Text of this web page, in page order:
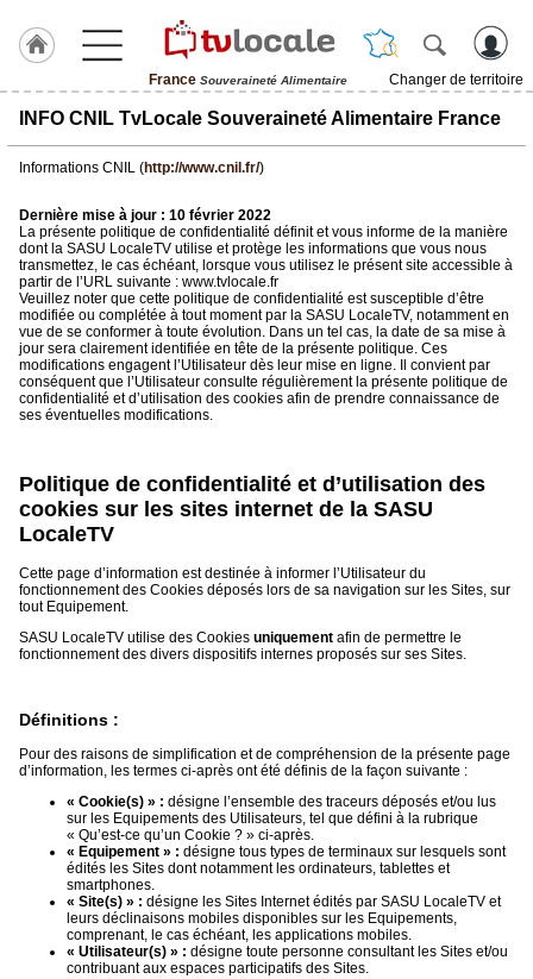
France Souveraineté Alimentaire
Changer de territoire
J'adhère
Hulcoq
TvLocale
France
Accueil
RUBRIQUES
Agenda
Gazette
Médias
Blogs
Prémium
Inscription
éditeur
INFO CNIL TvLocale Souveraineté Alimentaire France
Informations CNIL (http://www.cnil.fr/)
Dernière mise à jour : 10 février 2022
La présente politique de confidentialité définit et vous informe de la manière
dont la SASU LocaleTV utilise et protège les informations que vous nous
transmettez, le cas échéant, lorsque vous utilisez le présent site accessible à
partir de l’URL suivante : www.tvlocale.fr
Veuillez noter que cette politique de confidentialité est susceptible d’être
modifiée ou complétée à tout moment par la SASU LocaleTV, notamment en
vue de se conformer à toute évolution. Dans un tel cas, la date de sa mise à
jour sera clairement identifiée en tête de la présente politique. Ces
modifications engagent l’Utilisateur dès leur mise en ligne. Il convient par
conséquent que l’Utilisateur consulte régulièrement la présente politique de
confidentialité et d’utilisation des cookies afin de prendre connaissance de
ses éventuelles modifications.
Politique de confidentialité et d’utilisation des
cookies sur les sites internet de la SASU
LocaleTV
Cette page d’information est destinée à informer l’Utilisateur du
fonctionnement des Cookies déposés lors de sa navigation sur les Sites, sur
tout Equipement.
SASU LocaleTV utilise des Cookies uniquement afin de permettre le
fonctionnement des divers dispositifs internes proposés sur ses Sites.
Définitions :
Pour des raisons de simplification et de compréhension de la présente page
d’information, les termes ci-après ont été définis de la façon suivante :
« Cookie(s) » : désigne l’ensemble des traceurs déposés et/ou lus
sur les Equipements des Utilisateurs, tel que défini à la rubrique
« Qu’est-ce qu’un Cookie ? » ci-après.
« Equipement » : désigne tous types de terminaux sur lesquels sont
édités les Sites dont notamment les ordinateurs, tablettes et
smartphones.
« Site(s) » : désigne les Sites Internet édités par SASU LocaleTV et
leurs déclinaisons mobiles disponibles sur les Equipements,
comprenant, le cas échéant, les applications mobiles.
« Utilisateur(s) » : désigne toute personne consultant les Sites et/ou
contribuant aux espaces participatifs des Sites.